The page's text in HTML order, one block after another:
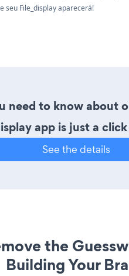
seu File_display aparecerá!
need to know about
app is just a
See the details
the
Building Your